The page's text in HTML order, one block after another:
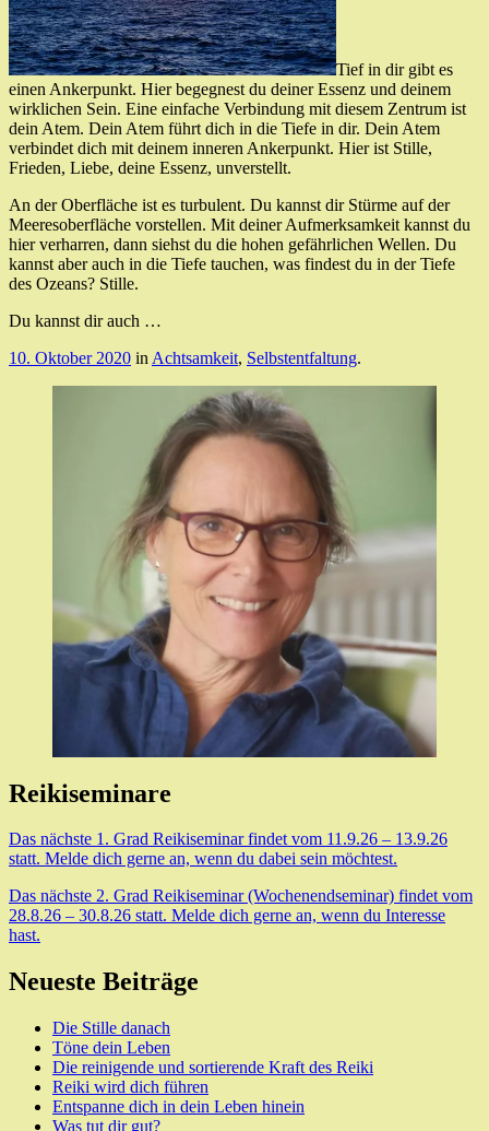
Tief in dir gibt es
einen Ankerpunkt. Hier begegnest du deiner Essenz und deinem
wirklichen Sein. Eine einfache Verbindung mit diesem Zentrum ist
dein Atem. Dein Atem führt dich in die Tiefe in dir. Dein Atem
verbindet dich mit deinem inneren Ankerpunkt. Hier ist Stille,
Frieden, Liebe, deine Essenz, unverstellt.
An der Oberfläche ist es turbulent. Du kannst dir Stürme auf der
Meeresoberfläche vorstellen. Mit deiner Aufmerksamkeit kannst du
hier verharren, dann siehst du die hohen gefährlichen Wellen. Du
kannst aber auch in die Tiefe tauchen, was findest du in der Tiefe
des Ozeans? Stille.
Du kannst dir auch …
10. Oktober 2020 in Achtsamkeit, Selbstentfaltung.
Reikiseminare
Das nächste 1. Grad Reikiseminar findet vom 11.9.26 – 13.9.26
statt. Melde dich gerne an, wenn du dabei sein möchtest.
Das nächste 2. Grad Reikiseminar (Wochenendseminar) findet vom
28.8.26 – 30.8.26 statt. Melde dich gerne an, wenn du Interesse
hast.
Neueste Beiträge
Die Stille danach
Töne dein Leben
Die reinigende und sortierende Kraft des Reiki
Reiki wird dich führen
Entspanne dich in dein Leben hinein
Was tut dir gut?